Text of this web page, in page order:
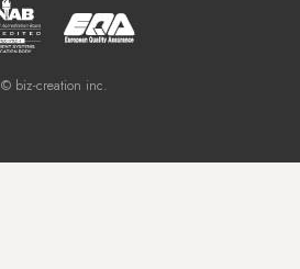
© biz-creation inc.